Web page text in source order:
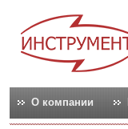
О компании